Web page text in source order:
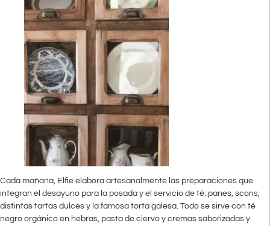
Cada mañana, Elfie elabora artesanalmente las preparaciones que
integran el desayuno para la posada y el servicio de té: panes, scons,
distintas tartas dulces y la famosa torta galesa. Todo se sirve con té
negro orgánico en hebras, pasta de ciervo y cremas saborizadas y